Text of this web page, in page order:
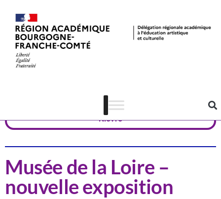
Nièvre
Musée de la Loire –
nouvelle exposition